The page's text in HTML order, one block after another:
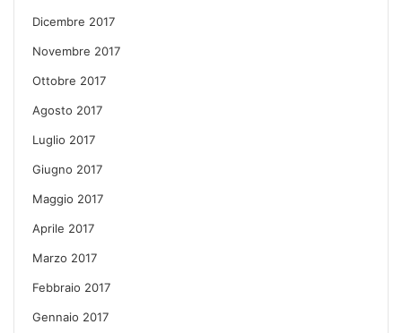
Dicembre 2017
Novembre 2017
Ottobre 2017
Agosto 2017
Luglio 2017
Giugno 2017
Maggio 2017
Aprile 2017
Marzo 2017
Febbraio 2017
Gennaio 2017